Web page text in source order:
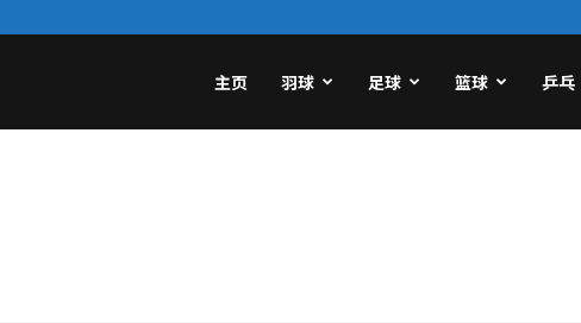
主页 羽球 足球 篮球 乒乓